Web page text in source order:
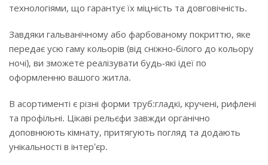
технологіями, що гарантує їх міцність та довговічність.
Завдяки гальванічному або фарбованому покриттю, яке
передає усю гаму кольорів (від сніжно-білого до кольору
ночі), ви зможете реалізувати будь-які ідеї по
оформленню вашого житла.
В асортименті є різні форми труб:гладкі, кручені, рифлені
та профільні. Цікаві рельєфи завжди органічно
доповнюють кімнату, притягують погляд та додають
унікальності в інтер'єр.